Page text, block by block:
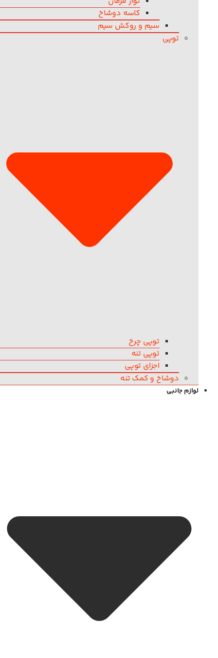
کاسه دوشاخ
سیم و روکش سیم
توپی
توپی چرخ
توپی تنه
اجزای توپی
دوشاخ و کمک تنه
لوازم جانبی